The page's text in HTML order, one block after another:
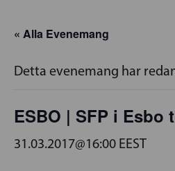
« Alla Evenemang
Detta evenemang har
ESBO | SFP i Esbo
31.03.2017@16:00 EEST